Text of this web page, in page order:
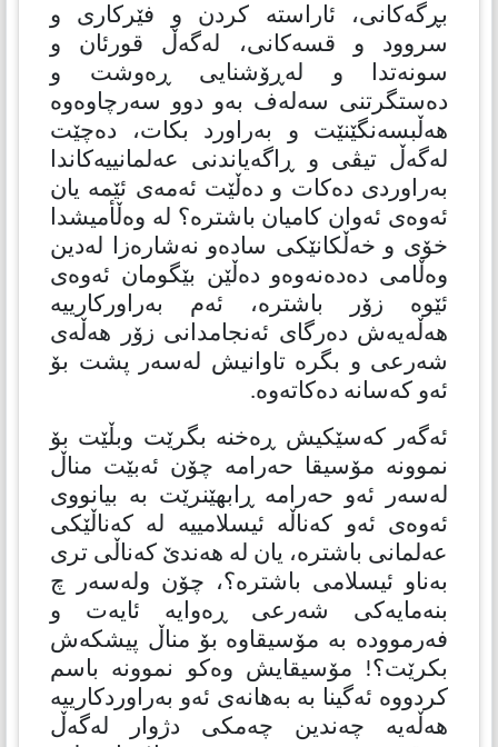
بڕگەكانی، ئاراستە كردن و فێركاری و
سروود و قسەكانی، لەگەڵ قورئان و
سونەتدا و لەڕۆشنایی ڕەوشت و
دەستگرتنی سەلەف بەو دوو سەرچاوەوە
هەڵبسەنگێنێت و بەراورد بكات، دەچێت
لەگەڵ تیڤی و ڕاگەیاندنی عەلمانییەكاندا
بەراوردی دەكات و دەڵێت ئەمەی ئێمە یان
ئەوەی ئەوان كامیان باشترە؟ لە وەڵأمیشدا
خۆی و خەڵكانێكی سادەو نەشارەزا لەدین
وەڵامی دەدەنەوەو دەڵێن بێگومان ئەوەی
ئێوە زۆر باشترە، ئەم بەراوركارییە
هەڵەیەش دەرگای ئەنجامدانی زۆر هەڵەی
شەرعی و بگرە تاوانیش لەسەر پشت بۆ
ئەو كەسانە دەكاتەوە.
ئەگەر كەسێكیش ڕەخنە بگرێت وبڵێت بۆ
نموونە مۆسیقا حەرامە چۆن ئەبێت مناڵ
لەسەر ئەو حەرامە ڕابهێنرێت بە بیانووی
ئەوەی ئەو كەناڵە ئیسلامییە لە كەناڵێكی
عەلمانی باشترە، یان لە هەندێ كەناڵی تری
بەناو ئیسلامی باشترە؟، چۆن ولەسەر چ
بنەمایەكی شەرعی ڕەوایە ئایەت و
فەرموودە بە مۆسیقاوە بۆ مناڵ پیشكەش
بكرێت؟! مۆسیقایش وەكو نموونە باسم
كردووە ئەگینا بە بەهانەی ئەو بەراوردكارییە
هەڵەیە چەندین چەمكی دژوار لەگەڵ